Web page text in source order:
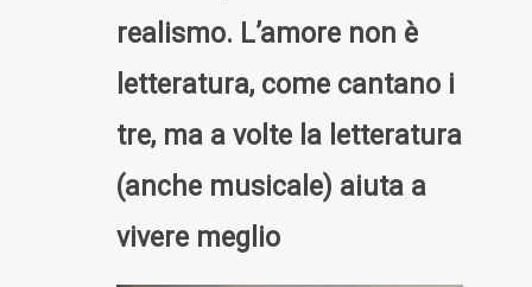
realismo. L’amore non è
letteratura, come cantano i
tre, ma a volte la letteratura
(anche musicale) aiuta a
vivere meglio